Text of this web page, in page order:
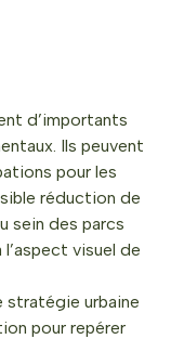
d’importants
Ils peuvent
pour les
réduction de
sein des parcs
visuel de
stratégie urbaine
pour repérer